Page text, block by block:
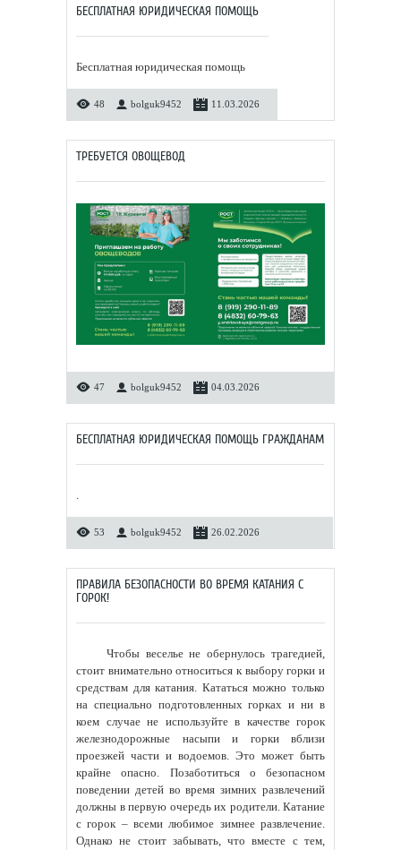
БЕСПЛАТНАЯ ЮРИДИЧЕСКАЯ ПОМОЩЬ
Бесплатная юридическая помощь
48 bolguk9452 11.03.2026
ТРЕБУЕТСЯ ОВОЩЕВОД
47 bolguk9452 04.03.2026
БЕСПЛАТНАЯ ЮРИДИЧЕСКАЯ ПОМОЩЬ ГРАЖДАНАМ
.
53 bolguk9452 26.02.2026
ПРАВИЛА БЕЗОПАСНОСТИ ВО ВРЕМЯ КАТАНИЯ С
ГОРОК!
Чтобы веселье не обернулось трагедией,
стоит внимательно относиться к выбору горки и
средствам для катания. Кататься можно только
на специально подготовленных горках и ни в
коем случае не используйте в качестве горок
железнодорожные насыпи и горки вблизи
проезжей части и водоемов. Это может быть
крайне опасно. Позаботиться о безопасном
поведении детей во время зимних развлечений
должны в первую очередь их родители. Катание
с горок – всеми любимое зимнее развлечение.
Однако не стоит забывать, что вместе с тем,